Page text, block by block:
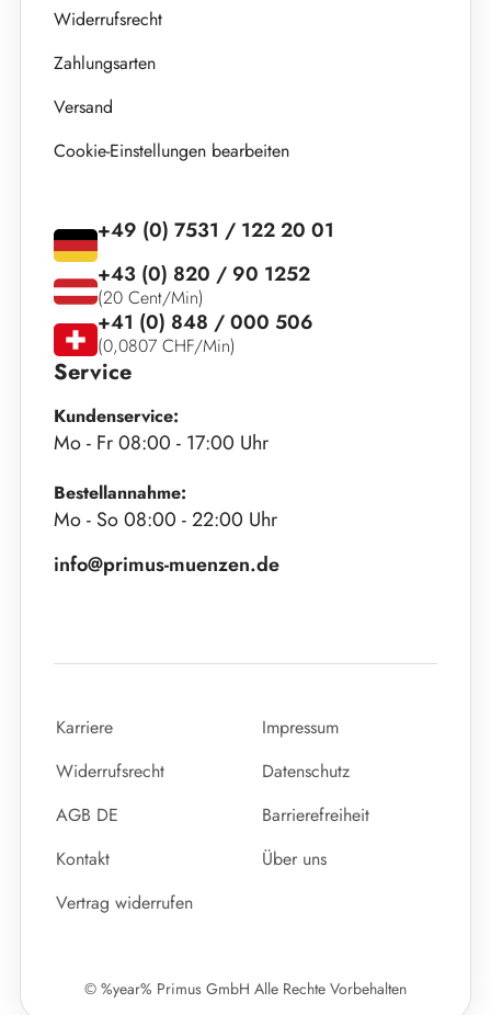
Widerrufsrecht
Zahlungsarten
Versand
Cookie-Einstellungen bearbeiten
Service
Kundenservice:
Mo - Fr 08:00 - 17:00 Uhr
Bestellannahme:
Mo - So 08:00 - 22:00 Uhr
info@primus-muenzen.de
+49 (0) 7531 / 122 20 01
+43 (0) 820 / 90 1252
(20 Cent/Min)
+41 (0) 848 / 000 506
(0,0807 CHF/Min)
Karriere
Impressum
Widerrufsrecht
Datenschutz
AGB DE
Barrierefreiheit
Kontakt
Über uns
Vertrag widerrufen
© %year% Primus GmbH Alle Rechte Vorbehalten